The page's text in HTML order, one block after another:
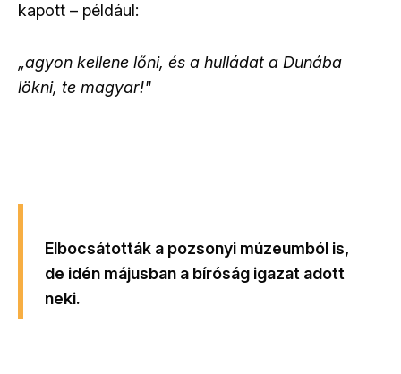
kapott – például:
„agyon kellene lőni, és a hulládat a Dunába
lökni, te magyar!"
Elbocsátották a pozsonyi múzeumból is,
de idén májusban a bíróság igazat adott
neki.